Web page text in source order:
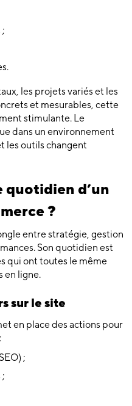
les projets variés et les
et mesurables, cette
stimulante. Le
dans un environnement
les outils changent
quotidien d’un
?
entre stratégie, gestion
Son quotidien est
qui ont toutes le même
en ligne.
sur le site
en place des actions pour
;